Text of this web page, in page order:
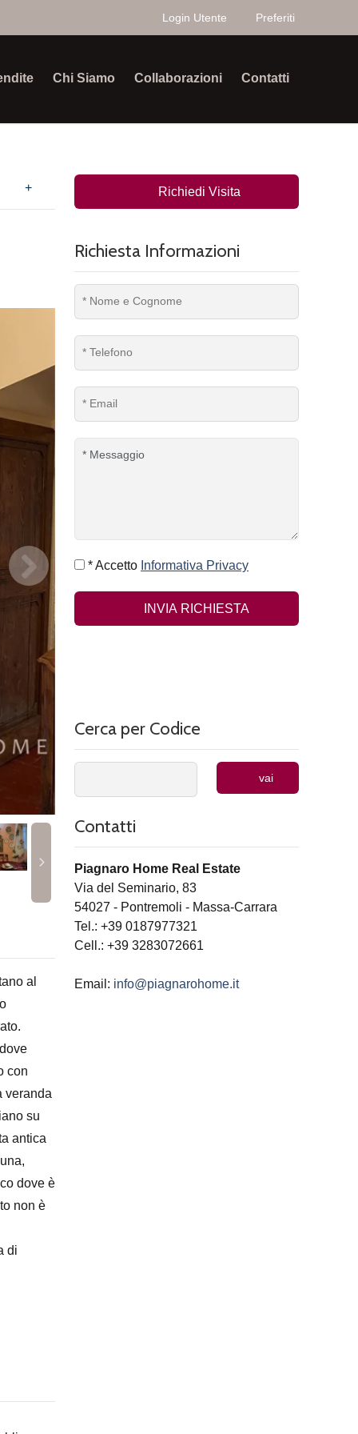
Login Utente Preferiti
Chi Siamo Collaborazioni Contatti
+
al
con
veranda
su
antica
dove è
non è
di
Richiedi Visita
Richiesta Informazioni
* Accetto Informativa Privacy
INVIA RICHIESTA
Cerca per Codice
vai
Contatti
Piagnaro Home Real Estate
Via del Seminario, 83
54027 - Pontremoli - Massa-Carrara
Tel.: +39 0187977321
Cell.: +39 3283072661
Email: info@piagnarohome.it